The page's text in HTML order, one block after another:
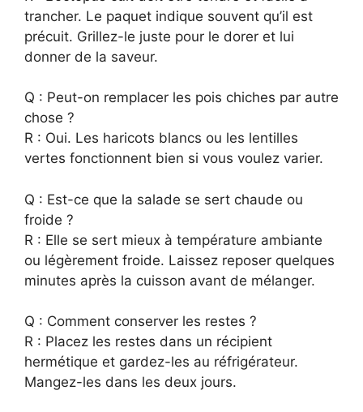
trancher. Le paquet indique souvent qu’il est
précuit. Grillez-le juste pour le dorer et lui
donner de la saveur.
Q : Peut-on remplacer les pois chiches par autre
chose ?
R : Oui. Les haricots blancs ou les lentilles
vertes fonctionnent bien si vous voulez varier.
Q : Est-ce que la salade se sert chaude ou
froide ?
R : Elle se sert mieux à température ambiante
ou légèrement froide. Laissez reposer quelques
minutes après la cuisson avant de mélanger.
Q : Comment conserver les restes ?
R : Placez les restes dans un récipient
hermétique et gardez-les au réfrigérateur.
Mangez-les dans les deux jours.